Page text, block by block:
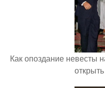
Как опоздание невесты